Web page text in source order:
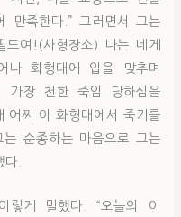
만족한다.” 그러면서 그는
여!(사형장소) 나는 네게
나 화형대에 입을 맞추며
가장 천한 죽임 당하심을
어찌 이 화형대에서 죽기를
는 순종하는 마음으로 그는
.
렇게 말했다. “오늘의 이